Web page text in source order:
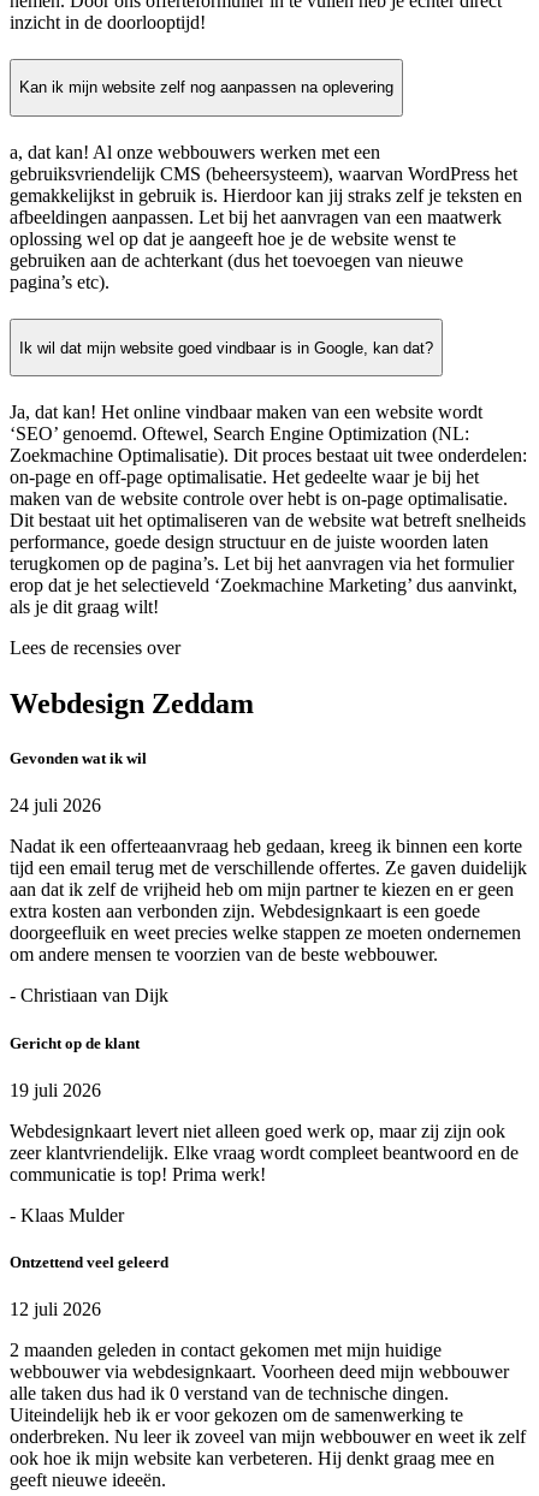
inzicht in de doorlooptijd!
Kan ik mijn website zelf nog aanpassen na oplevering
a, dat kan! Al onze webbouwers werken met een
gebruiksvriendelijk CMS (beheersysteem), waarvan WordPress het
gemakkelijkst in gebruik is. Hierdoor kan jij straks zelf je teksten en
afbeeldingen aanpassen. Let bij het aanvragen van een maatwerk
oplossing wel op dat je aangeeft hoe je de website wenst te
gebruiken aan de achterkant (dus het toevoegen van nieuwe
pagina’s etc).
Ik wil dat mijn website goed vindbaar is in Google, kan dat?
Ja, dat kan! Het online vindbaar maken van een website wordt
‘SEO’ genoemd. Oftewel, Search Engine Optimization (NL:
Zoekmachine Optimalisatie). Dit proces bestaat uit twee onderdelen:
on-page en off-page optimalisatie. Het gedeelte waar je bij het
maken van de website controle over hebt is on-page optimalisatie.
Dit bestaat uit het optimaliseren van de website wat betreft snelheids
performance, goede design structuur en de juiste woorden laten
terugkomen op de pagina’s. Let bij het aanvragen via het formulier
erop dat je het selectieveld ‘Zoekmachine Marketing’ dus aanvinkt,
als je dit graag wilt!
Lees de recensies over
Webdesign Zeddam
Gevonden wat ik wil
24 juli 2026
Nadat ik een offerteaanvraag heb gedaan, kreeg ik binnen een korte
tijd een email terug met de verschillende offertes. Ze gaven duidelijk
aan dat ik zelf de vrijheid heb om mijn partner te kiezen en er geen
extra kosten aan verbonden zijn. Webdesignkaart is een goede
doorgeefluik en weet precies welke stappen ze moeten ondernemen
om andere mensen te voorzien van de beste webbouwer.
- Christiaan van Dijk
Gericht op de klant
19 juli 2026
Webdesignkaart levert niet alleen goed werk op, maar zij zijn ook
zeer klantvriendelijk. Elke vraag wordt compleet beantwoord en de
communicatie is top! Prima werk!
- Klaas Mulder
Ontzettend veel geleerd
12 juli 2026
2 maanden geleden in contact gekomen met mijn huidige
webbouwer via webdesignkaart. Voorheen deed mijn webbouwer
alle taken dus had ik 0 verstand van de technische dingen.
Uiteindelijk heb ik er voor gekozen om de samenwerking te
onderbreken. Nu leer ik zoveel van mijn webbouwer en weet ik zelf
ook hoe ik mijn website kan verbeteren. Hij denkt graag mee en
geeft nieuwe ideeën.